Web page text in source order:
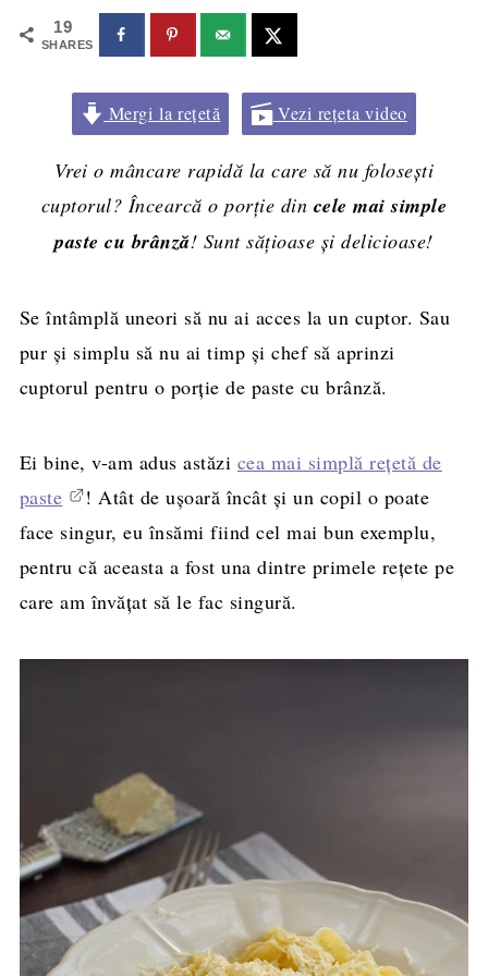
19
SHARES
Mergi la rețetă Vezi rețeta video
Vrei o mâncare rapidă la care să nu folosești
cuptorul? Încearcă o porție din cele mai simple
paste cu brânză! Sunt sățioase și delicioase!
Se întâmplă uneori să nu ai acces la un cuptor. Sau
pur și simplu să nu ai timp și chef să aprinzi
cuptorul pentru o porție de paste cu brânză.
Ei bine, v-am adus astăzi cea mai simplă rețetă de
paste
! Atât de ușoară încât și un copil o poate
face singur, eu însămi fiind cel mai bun exemplu,
pentru că aceasta a fost una dintre primele rețete pe
care am învățat să le fac singură.